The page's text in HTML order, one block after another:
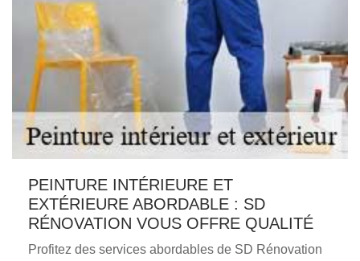
PEINTURE INTÉRIEURE ET
EXTÉRIEURE ABORDABLE : SD
RÉNOVATION VOUS OFFRE QUALITÉ
Profitez des services abordables de SD Rénovation